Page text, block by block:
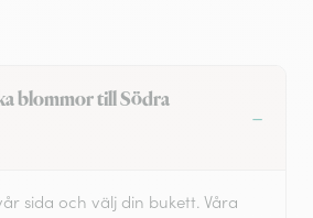
blommor till Södra
sida och välj din bukett. Våra